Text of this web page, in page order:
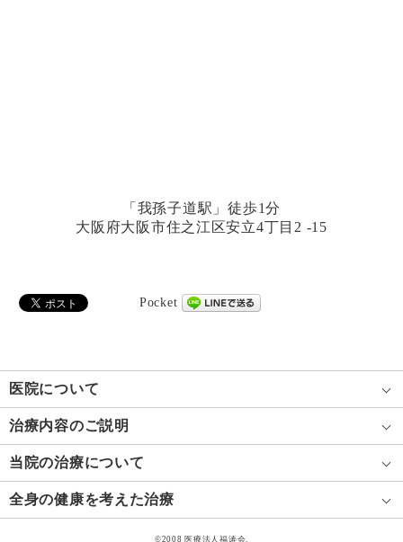
「我孫子道駅」徒歩1分
大阪府大阪市住之江区安立4丁目2 -15
Pocket
医院について
治療内容のご説明
当院の治療について
全身の健康を考えた治療
©2008 医療法人福涛会.